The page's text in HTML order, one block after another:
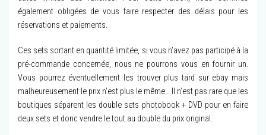
également obligées de vous faire respecter des délais pour les
réservations et paiements.
Ces sets sortant en quantité limitée, si vous n’avez pas participé à la
pré-commande concernée, nous ne pourrons vous en fournir un.
Vous pourrez éventuellement les trouver plus tard sur ebay mais
malheureusement le prix n’est plus le même… Il n’est pas rare que les
boutiques séparent les double sets photobook + DVD pour en faire
deux sets et donc vendre le tout au double du prix original.